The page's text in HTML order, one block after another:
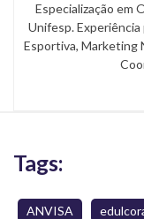
Especialização em
Unifesp.
Esportiva, Marketing
Tags:
ANVISA